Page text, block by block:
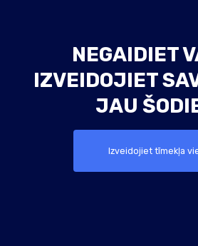
NEGAIDIET
IZVEIDOJIET
JAU
Izveidojiet tīmekļa